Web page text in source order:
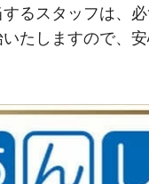
るスタッフは、
たしますので、